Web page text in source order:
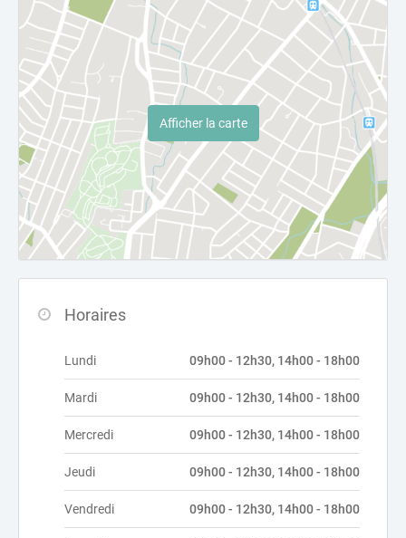
Afficher la carte
Horaires
Lundi 09h00 - 12h30, 14h00 - 18h00
Mardi 09h00 - 12h30, 14h00 - 18h00
Mercredi 09h00 - 12h30, 14h00 - 18h00
Jeudi 09h00 - 12h30, 14h00 - 18h00
Vendredi 09h00 - 12h30, 14h00 - 18h00